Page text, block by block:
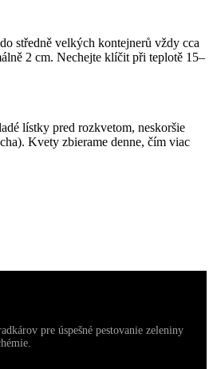
středně velkých kontejnerů vždy cca
2 cm. Nechejte klíčit při teplotě 15–
lístky pred rozkvetom, neskoršie
Kvety zbierame denne, čím viac
pre úspešné pestovanie zeleniny